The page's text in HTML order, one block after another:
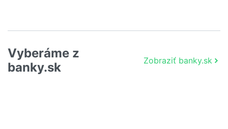
Vyberáme z
banky.sk
Zobraziť banky.sk